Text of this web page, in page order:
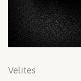
Velites